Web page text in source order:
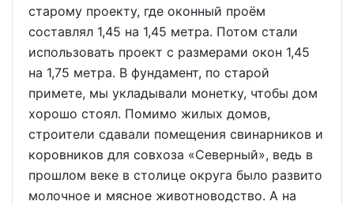
старому проекту, где оконный проём
составлял 1,45 на 1,45 метра. Потом стали
использовать проект с размерами окон 1,45
на 1,75 метра. В фундамент, по старой
примете, мы укладывали монетку, чтобы дом
хорошо стоял. Помимо жилых домов,
строители сдавали помещения свинарников и
коровников для совхоза «Северный», ведь в
прошлом веке в столице округа было развито
молочное и мясное животноводство. А на